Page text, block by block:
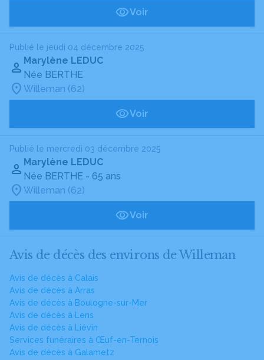
Voir
Publié le jeudi 04 décembre 2025
Marylène LEDUC
Née BERTHE
Willeman (62)
Voir
Publié le mercredi 03 décembre 2025
Marylène LEDUC
Née BERTHE - 65 ans
Willeman (62)
Voir
Avis de décès des environs de Willeman
Avis de décès à Calais
Avis de décès à Arras
Avis de décès à Boulogne-sur-Mer
Avis de décès à Lens
Avis de décès à Liévin
Services funéraires à Œuf-en-Ternois
Avis de décès à Galametz